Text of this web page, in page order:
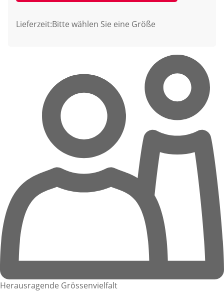
Lieferzeit:Bitte wählen Sie eine Größe
Herausragende Grössenvielfalt